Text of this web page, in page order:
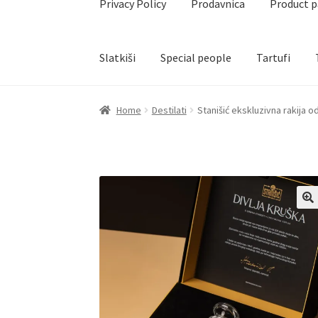
Privacy Policy Prodavnica Product
Slatkiši Special people Tartufi
Home Akcija za dan zaljubljenih Baloni Blog
Naši partneriNewsletterPartnersPoklon
Prodavnica Product page
Terms ConditionsUredjenje domaVino
Home Destilati Stanišić ekskluzivna rakija